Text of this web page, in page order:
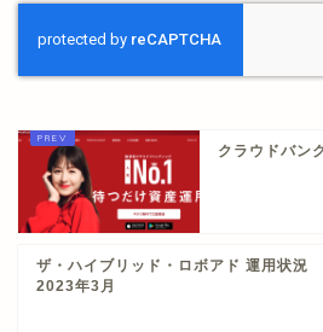
クラウドバン
ザ・ハイブリッド・ロボアド 運用状況
2023年3月